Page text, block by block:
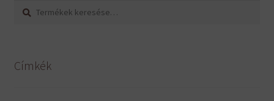
Keresés
Keresés
Címkék